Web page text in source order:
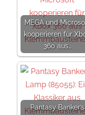
MEGA und
kooperieren für
360 aus…
Pantasy Banker’s